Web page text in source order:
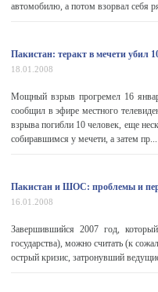
автомобилю, а потом взорвал себя
Пакистан: теракт в мечети убил
18.01.2008
Мощный взрыв прогремел 16
сообщил в эфире местного
взрыва погибли 10 человек, еще
собиравшимся у мечети, а затем пр...
Пакистан и ШОС: проблемы и
16.01.2008
Завершившийся 2007 год,
государства), можно считать (к
острый кризис, затронувший